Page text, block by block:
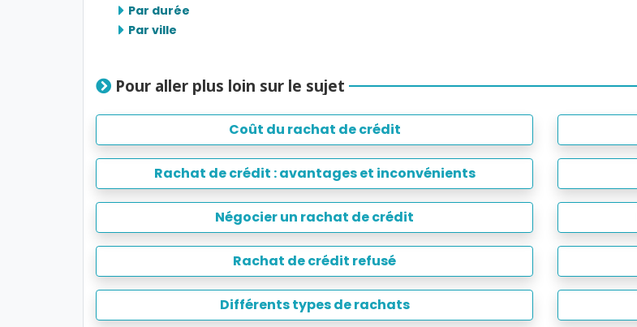
Par durée
Par ville
Pour aller plus loin sur le sujet
Coût du rachat de crédit
Rachat de crédit : avantages et inconvénients
Négocier un rachat de crédit
Rachat de crédit refusé
Différents types de rachats